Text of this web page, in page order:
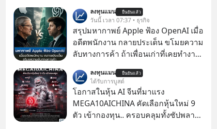
ลงทุนแมน ยืนยันแล้ว
วันนี้ เวลา 07:37 • ธุรกิจ
สรุปมหากาพย์ Apple ฟ้อง OpenAI เมื่อ
อดีตพนักงาน กลายประเด็น ขโมยความ
ลับทางการค้า ถ้าเพื่อนเก่าที่เคยทำงาน
เก่าที่เขาเคยทำไว้ ตอนยังอยู่บริษัท
เดียวกัน
ลงทุนแมน ยืนยันแล้ว
ได้รับการบูสต์
โอกาสในหุ้น AI จีนที่มาแรง
MEGA10AICHINA คัดเลือกหุ้นใหม่ 9
ตัว เข้ากองทุน.. ครอบคลุมทั้งซัปพลาย